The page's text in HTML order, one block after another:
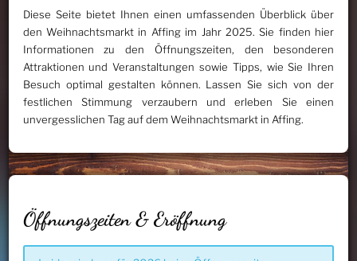
Diese Seite bietet Ihnen einen umfassenden Überblick über
den Weihnachtsmarkt in Affing im Jahr 2025. Sie finden hier
Informationen zu den Öffnungszeiten, den besonderen
Attraktionen und Veranstaltungen sowie Tipps, wie Sie Ihren
Besuch optimal gestalten können. Lassen Sie sich von der
festlichen Stimmung verzaubern und erleben Sie einen
unvergesslichen Tag auf dem Weihnachtsmarkt in Affing.
Öffnungszeiten & Eröffnung